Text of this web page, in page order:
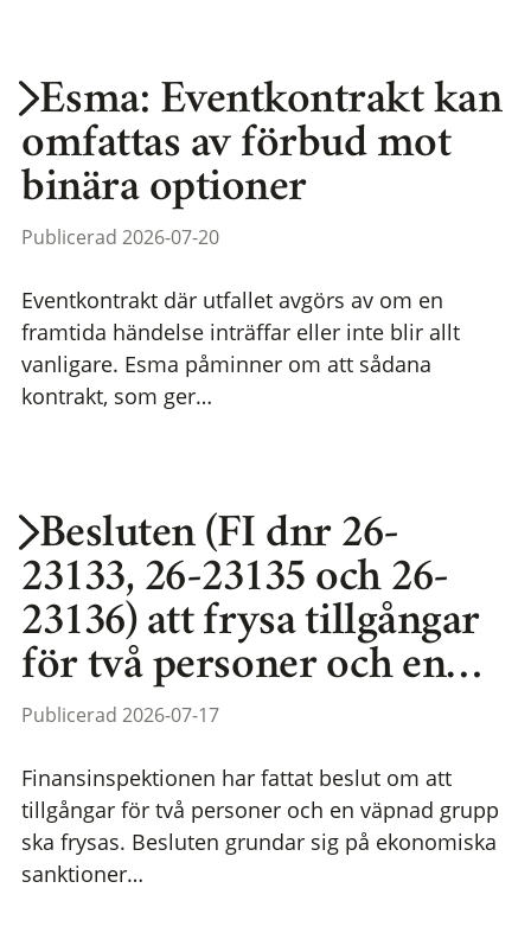
Esma: Eventkontrakt kan
omfattas av förbud mot
binära optioner
Publicerad 2026-07-20
Eventkontrakt där utfallet avgörs av om en
framtida händelse inträffar eller inte blir allt
vanligare. Esma påminner om att sådana
kontrakt, som ger…
Besluten (FI dnr 26-
23133, 26-23135 och 26-
23136) att frysa tillgångar
för två personer och en…
Publicerad 2026-07-17
Finansinspektionen har fattat beslut om att
tillgångar för två personer och en väpnad grupp
ska frysas. Besluten grundar sig på ekonomiska
sanktioner…